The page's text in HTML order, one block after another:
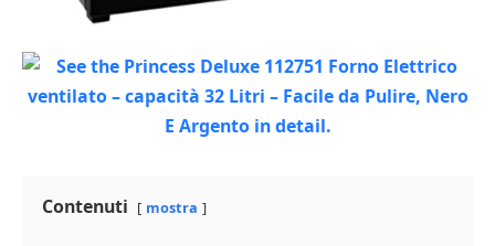
Contenuti mostra